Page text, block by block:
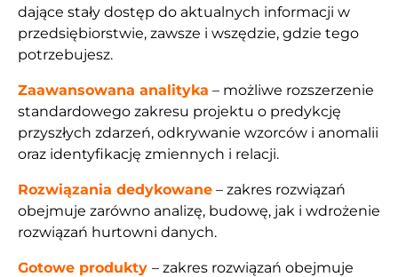
dające stały dostęp do aktualnych informacji w
przedsiębiorstwie, zawsze i wszędzie, gdzie tego
potrzebujesz.
Zaawansowana analityka – możliwe rozszerzenie
standardowego zakresu projektu o predykcję
przyszłych zdarzeń, odkrywanie wzorców i anomalii
oraz identyfikację zmiennych i relacji.
Rozwiązania dedykowane – zakres rozwiązań
obejmuje zarówno analizę, budowę, jak i wdrożenie
rozwiązań hurtowni danych.
Gotowe produkty – zakres rozwiązań obejmuje